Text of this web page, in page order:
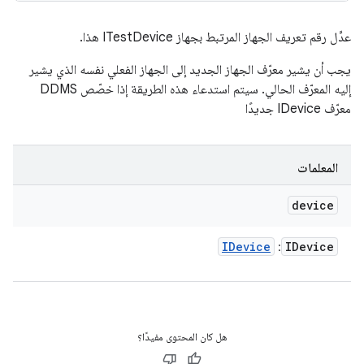
عدِّل رقم تعريف الجهاز المرتبط بجهاز ITestDevice هذا.
يجب أن يشير معرّف الجهاز الجديد إلى الجهاز الفعلي نفسه الذي يشير
إليه المعرّف الحالي. سيتم استدعاء هذه الطريقة إذا خصّص DDMS
معرّف IDevice جديدًا
المعلمات
device
IDevice
:
IDevice
هل كان المحتوى مفيدًا؟